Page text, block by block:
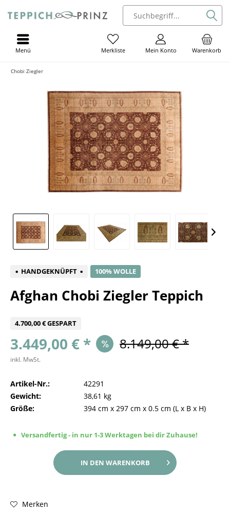
Warenkorb
Mein Konto
Merkliste
Menü
Chobi Ziegler
HANDGEKNÜPFT 100% WOLLE
Afghan Chobi Ziegler Teppich
4.700,00 € GESPART
3.449,00 € * 8.149,00 € *
inkl. MwSt.
Artikel-Nr.:
42291
Gewicht:
38,61 kg
Größe:
394 cm x 297 cm x 0.5 cm (L x B x H)
Versandfertig - in nur 1-3 Werktagen bei dir Zuhause!
IN DEN WARENKORB
Merken